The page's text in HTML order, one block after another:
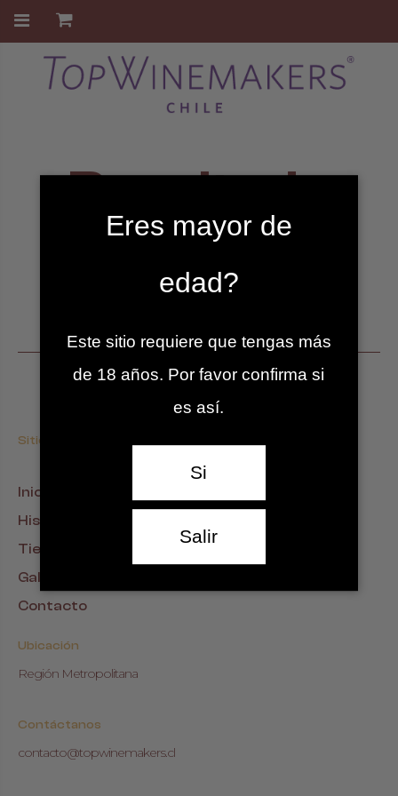
Resultado
Pago
Sitio
Inicio
Historia
Tienda
Gallería
Contacto
Ubicación
Región Metropolitana
Contáctanos
contacto@topwinemakers.cl
Eres mayor de
edad?
Este sitio requiere que tengas más
de 18 años. Por favor confirma si
es así.
Si
Salir